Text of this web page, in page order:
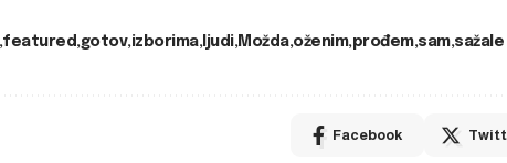
featured gotov izborima ljudi Možda oženim prođem sam sažale
Facebook